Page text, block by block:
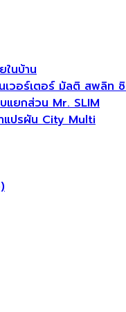
ในบ้าน
เวอร์เตอร์ มัลติ สพลิท
แยกส่วน Mr. SLIM
แปรผัน City Multi